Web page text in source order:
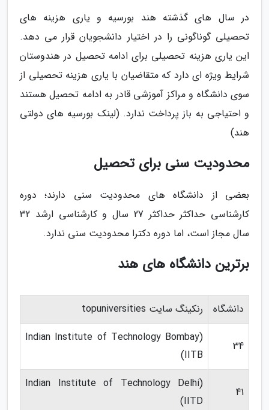
در سال های گذشته هند بورسیه و یاری هزینه های
تحصیلی گوناگونی را در اختیار دانشجویان قرار می دهد.
این یاری هزینه تحصیلی برای ادامه تحصیل در هندوستان
شرایط ویژه ای دارد که متقاضیان با یاری هزینه تحصیلی از
سوی دانشگاه و مراکز آموزشی قادر به ادامه تحصیل هستند
و احتیاجی به باز پرداخت ندارد. (لینک بورسیه های دولتی
هند)
محدودیت سنی برای تحصیل
بعضی از دانشگاه های محدودیت سنی دارند؛ دوره
کارشناسی حداکثر حداکثر 27 سال و کارشناسی ارشد 32
سال مجاز است، اما دوره دکترا محدودیت سنی ندارد.
برترین دانشگاه های هند
دانشگاه رنکینگ سایت topuniversities
34
(Indian Institute of Technology Bombay
(IITB
41
(Indian Institute of Technology Delhi
(IITD